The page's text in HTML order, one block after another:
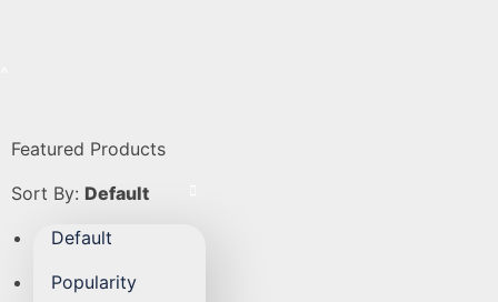
Featured Products
Sort By: Default
Default
Popularity